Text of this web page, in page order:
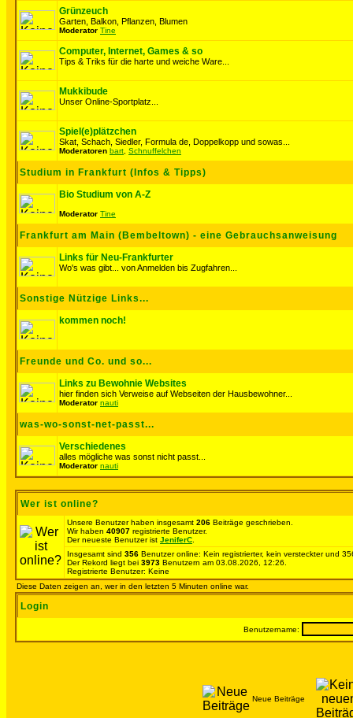
Grünzeuch
Garten, Balkon, Pflanzen, Blumen
Moderator Tine
Computer, Internet, Games & so
Tips & Triks für die harte und weiche Ware...
Mukkibude
Unser Online-Sportplatz...
Spiel(e)plätzchen
Skat, Schach, Siedler, Formula de, Doppelkopp und sowas...
Moderatoren bart Schnuffelchen
Studium in Frankfurt (Infos & Tipps)
Bio Studium von A-Z
Moderator Tine
Frankfurt am Main (Bembeltown) - eine Gebrauchsanweisung
Links für Neu-Frankfurter
Wo's was gibt... von Anmelden bis Zugfahren...
Sonstige Nützige Links...
kommen noch!
Freunde und Co. und so...
Links zu Bewohnie Websites
hier finden sich Verweise auf Webseiten der Hausbewohner...
Moderator nauti
was-wo-sonst-net-passt...
Verschiedenes
alles mögliche was sonst nicht passt...
Moderator nauti
Wer ist online?
Unsere Benutzer haben insgesamt 206 Beiträge geschrieben.
Wir haben 40907 registrierte Benutzer.
Der neueste Benutzer ist JeniferC
Insgesamt sind 356 Benutzer online: Kein registrierter, kein versteckter und
Der Rekord liegt bei 3973 Benutzern am 03.08.2026, 12:26.
Registrierte Benutzer: Keine
Diese Daten zeigen an, wer in den letzten 5 Minuten online war.
Login
Benutzername:
Neue Beiträge